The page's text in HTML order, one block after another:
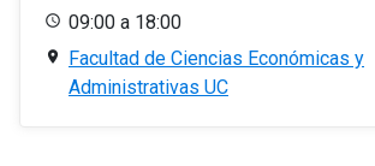
09:00 a 18:00
Facultad de Ciencias Económicas y
Administrativas UC